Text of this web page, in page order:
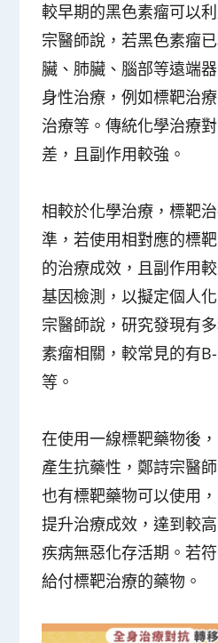
較早期的黑色素瘤可以
宗醫師說，若黑色素瘤
臟、肺臟、腦部等遠端
身性治療，例如標靶治
治療等。傳統化學治療
差，且副作用較強。
相較於化學治療，標靶
準，若使用相對應的標
的治療成效，且副作用
基因檢測，以擬定個人
宗醫師說，研究發現有
素瘤相關，較常見的有
等。
在使用一線標靶藥物後
產生抗藥性，鄭詩宗醫
也有標靶藥物可以使用
提升治療成效，達到較
疾病無惡化存活期。若
給付標靶治療的藥物。